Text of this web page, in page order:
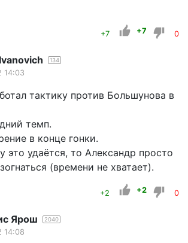
+7 +7 0
134
14:03
тактику против Большунова в
темп.
в конце гонки.
это удаётся, то Александр просто
(времени не хватает).
+2 +2 0
Ярош 2040
14:08